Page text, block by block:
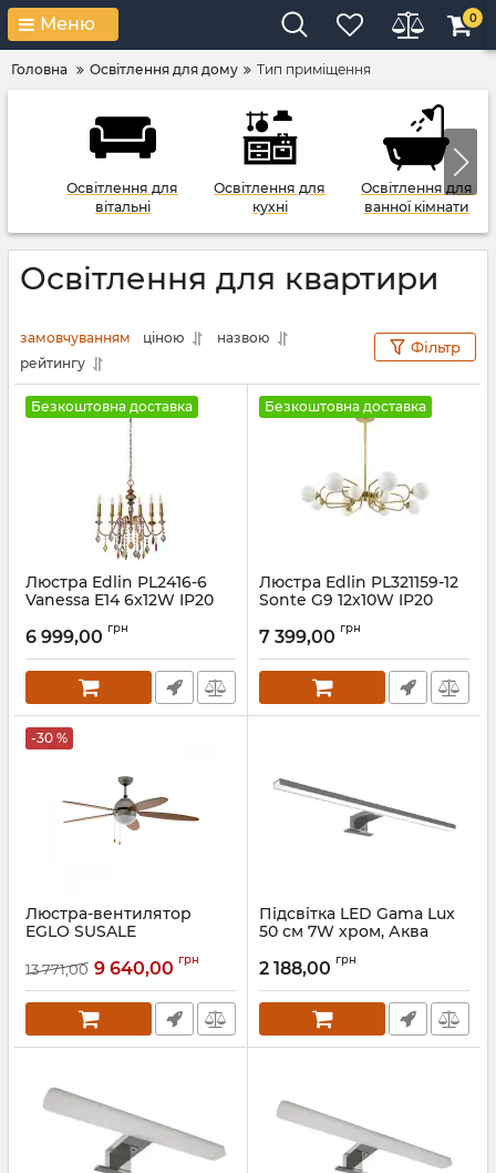
Меню 0
Головна Освітлення для дому Тип приміщення
Освітлення для
вітальні
Освітлення для
кухні
Освітлення для
ванної кімнати
Освітлення для квартири
замовчуванням ціною
назвою
рейтингу
Фільтр
Безкоштовна доставка
Люстра Edlin PL2416-6
Vanessa E14 6x12W IP20
Артикул:PL2416-6
6 999,00 грн
Безкоштовна доставка
Люстра Edlin PL321159-12
Sonte G9 12x10W IP20
Артикул:PL321159-12
7 399,00 грн
-30 %
Люстра-вентилятор
EGLO SUSALE
13 771,00 9 640,00 грн
Підсвітка LED Gama Lux
50 см 7W хром, Аква
Артикул:АР000039886
2 188,00 грн